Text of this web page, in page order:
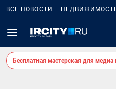
ВСЕ НОВОСТИ
Бесплатная мастерская для медиа